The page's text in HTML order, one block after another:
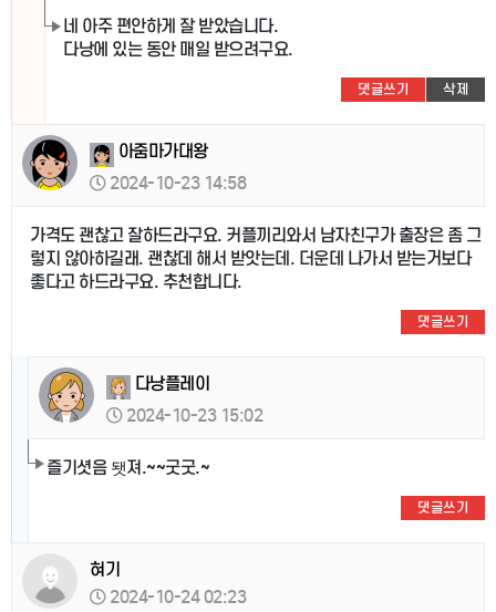
네 아주 편안하게 잘 받았습니다.
다낭에 있는 동안 매일 받으려구요.
댓글쓰기 삭제
아줌마가대왕
2024-10-23 14:58
가격도 괜찮고 잘하드라구요. 커플끼리와서 남자친구가 출장은 좀 그
렇지 않아하길래. 괜찮데 해서 받앗는데. 더운데 나가서 받는거보다
좋다고 하드라구요. 추천합니다.
댓글쓰기
다낭플레이
2024-10-23 15:02
즐기셧음 됏져.~~굿굿.~
댓글쓰기
혀기
2024-10-24 02:23